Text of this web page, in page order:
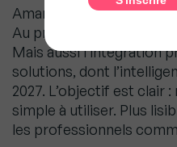
Amanda fait aussi
Au programme : un
Mais aussi l’intégration
solutions, dont
2027. L’objectif est clair
simple à utiliser. Plus
les professionnels